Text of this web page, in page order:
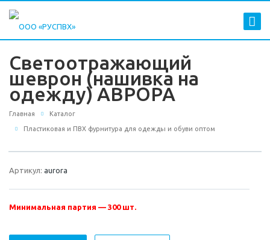
Светоотражающий
шеврон (нашивка на
одежду) АВРОРА
Главная Каталог
Пластиковая и ПВХ фурнитура для одежды и обуви оптом
Артикул: aurora
Минимальная партия — 300 шт.